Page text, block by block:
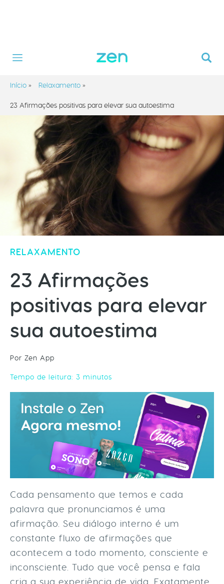
Início » Relaxamento »
23 Afirmações positivas para elevar sua autoestima
RELAXAMENTO
23 Afirmações
positivas para elevar
sua autoestima
Por Zen App
Tempo de leitura: 3 minutos
Cada pensamento que temos e cada
palavra que pronunciamos é uma
afirmação. Seu diálogo interno é um
constante fluxo de afirmações que
acontecem a todo momento, consciente e
inconsciente. Tudo que você pensa e fala
cria a sua experiência de vida. Exatamente